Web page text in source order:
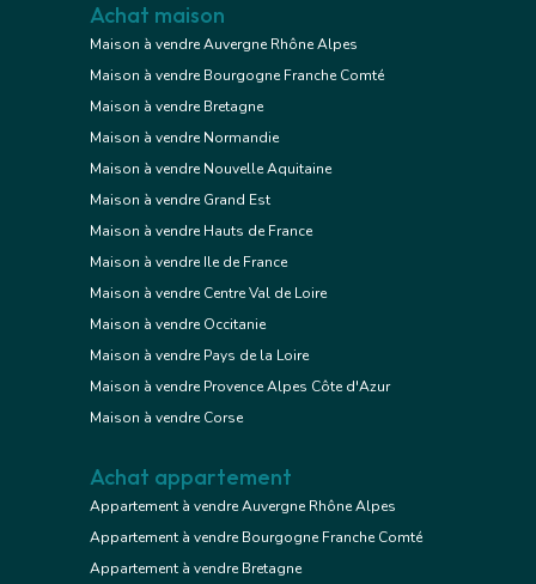
Achat maison
Maison à vendre Auvergne Rhône Alpes
Maison à vendre Bourgogne Franche Comté
Maison à vendre Bretagne
Maison à vendre Normandie
Maison à vendre Nouvelle Aquitaine
Maison à vendre Grand Est
Maison à vendre Hauts de France
Maison à vendre Ile de France
Maison à vendre Centre Val de Loire
Maison à vendre Occitanie
Maison à vendre Pays de la Loire
Maison à vendre Provence Alpes Côte d'Azur
Maison à vendre Corse
Achat appartement
Appartement à vendre Auvergne Rhône Alpes
Appartement à vendre Bourgogne Franche Comté
Appartement à vendre Bretagne